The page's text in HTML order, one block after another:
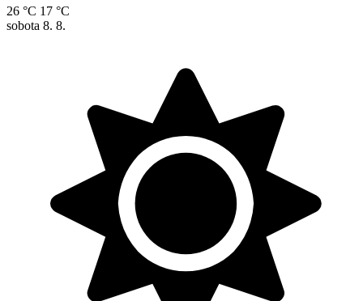
26 °C 17 °C
sobota 8. 8.